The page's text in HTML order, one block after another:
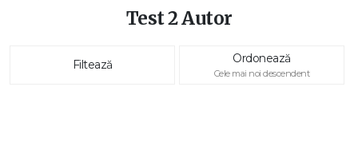
Test 2 Autor
Filtează Ordonează
Cele mai noi descendent